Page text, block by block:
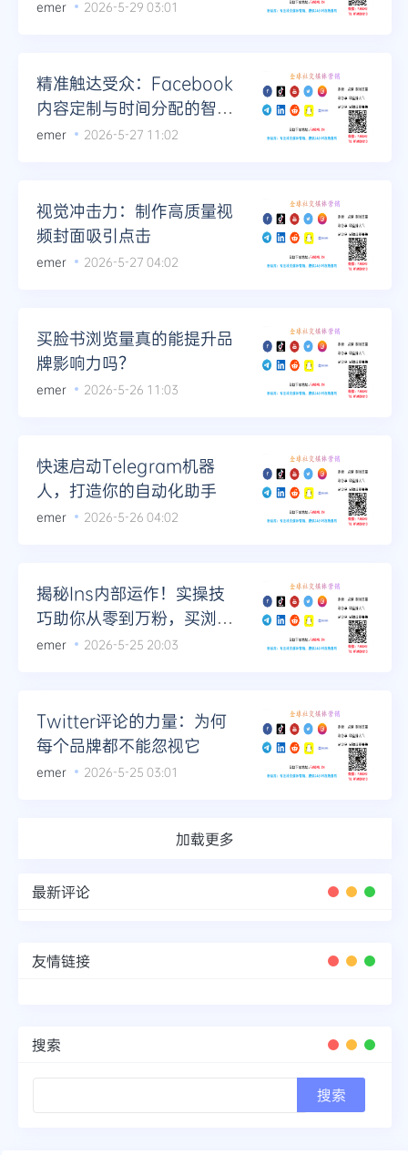
emer 2026-5-29 03:01
精准触达受众：Facebook
内容定制与时间分配的智慧
之道
emer 2026-5-27 11:02
视觉冲击力：制作高质量视
频封面吸引点击
emer 2026-5-27 04:02
买脸书浏览量真的能提升品
牌影响力吗？
emer 2026-5-26 11:03
快速启动Telegram机器
人，打造你的自动化助手
emer 2026-5-26 04:02
揭秘Ins内部运作！实操技
巧助你从零到万粉，买浏览
量不再是秘密
emer 2026-5-25 20:03
Twitter评论的力量：为何
每个品牌都不能忽视它
emer 2026-5-25 03:01
加载更多
最新评论
友情链接
搜索